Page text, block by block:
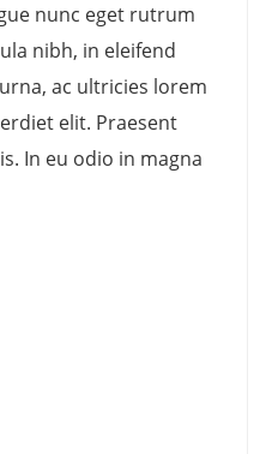
nunc eget rutrum
nibh, in eleifend
ac ultricies lorem
elit. Praesent
In eu odio in magna